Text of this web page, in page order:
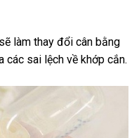
làm thay đổi cân bằng
sai lệch về khớp cắn.